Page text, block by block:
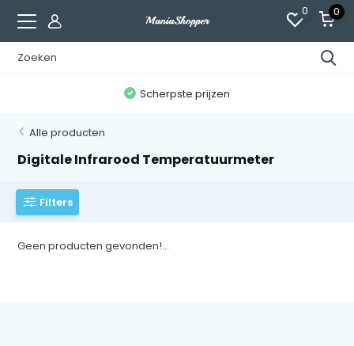
0 0
Scherpste prijzen
Alle producten
Digitale Infrarood Temperatuurmeter
Filters
Geen producten gevonden!...